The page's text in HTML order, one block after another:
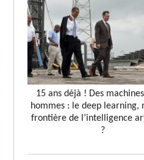
15 ans déjà ! Des
hommes : le deep learning,
frontière de l’intelligence
?